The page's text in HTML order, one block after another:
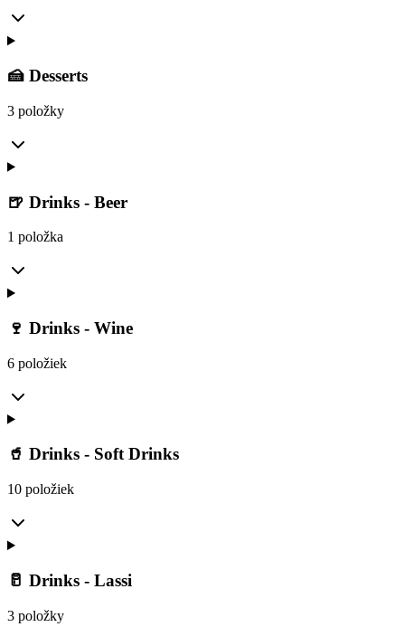
🍰 Desserts
3 položky
🍺 Drinks - Beer
1 položka
🍷 Drinks - Wine
6 položiek
🥤 Drinks - Soft Drinks
10 položiek
🥛 Drinks - Lassi
3 položky